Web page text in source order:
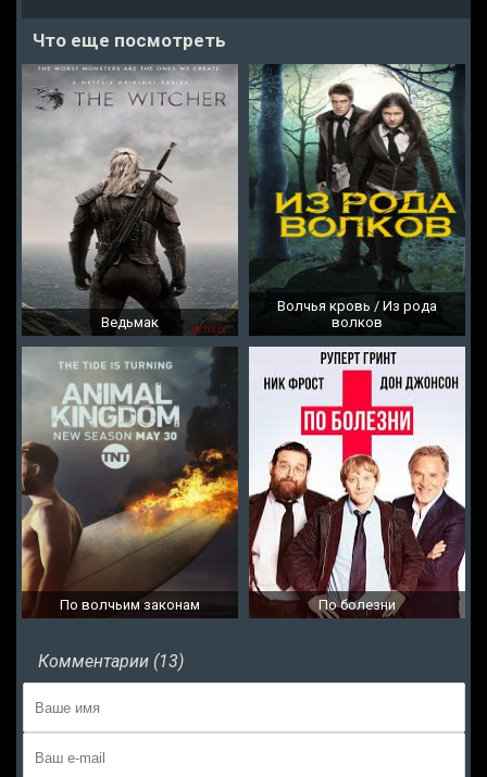
Что еще посмотреть
Ведьмак
Волчья кровь / Из рода
волков
По волчьим законам По болезни
Комментарии (13)